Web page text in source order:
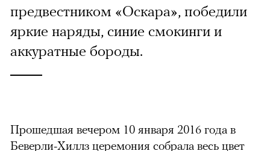
предвестником «Оскара», победили
яркие наряды, синие смокинги и
аккуратные бороды.
Прошедшая вечером 10 января 2016 года в
Беверли-Хиллз церемония собрала весь цвет